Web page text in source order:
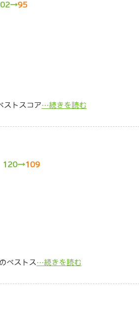
95
ストスコア…続きを読む
120→109
ベストス…続きを読む